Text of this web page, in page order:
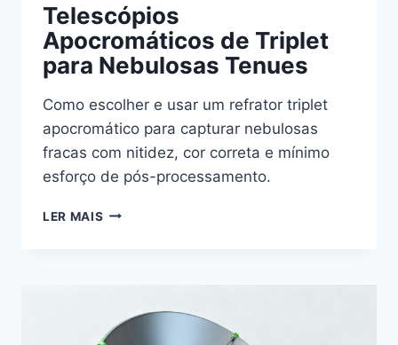
Telescópios
Apocromáticos de Triplet
para Nebulosas Tenues
Como escolher e usar um refrator triplet
apocromático para capturar nebulosas
fracas com nitidez, cor correta e mínimo
esforço de pós-processamento.
LER MAIS TELESCÓPIOS
TENUES